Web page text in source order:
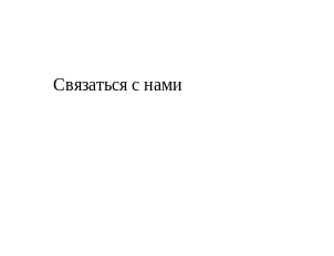
Связаться с нами